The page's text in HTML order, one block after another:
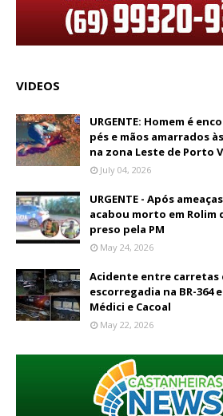
VIDEOS
URGENTE: Homem é
pés e mãos amarrados
na zona Leste de Porto
July 04, 2026
URGENTE - Após
acabou morto em
preso pela PM
May 24, 2026
Acidente entre carretas
escorregadia na BR-364
Médici e Cacoal
May 22, 2026